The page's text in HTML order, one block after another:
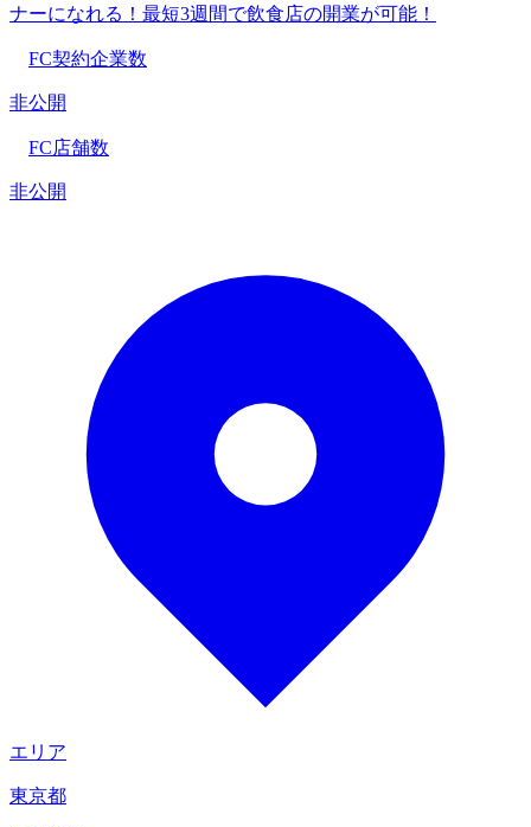
ナーになれる！最短3週間で飲食店の開業が可能！
FC契約企業数
非公開
FC店舗数
非公開
エリア
東京都